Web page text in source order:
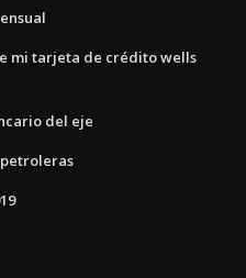
mi tarjeta de crédito wells
del eje